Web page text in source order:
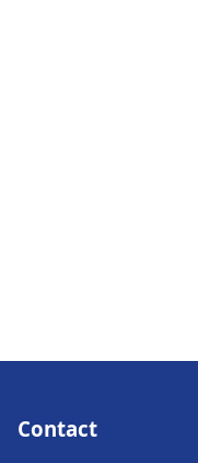
Contact